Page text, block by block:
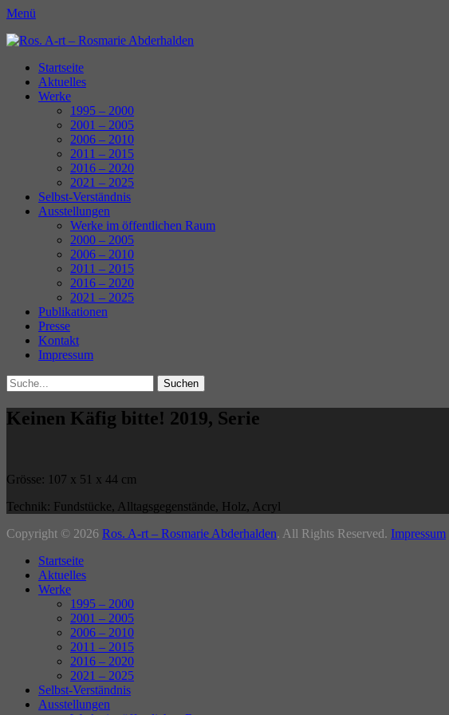
Menü
Ros. A-rt - Rosmarie Abderhalden
Erstes
Menü
Zum
Inhalt:
Startseite
Aktuelles
Werke
1995 – 2000
2001 – 2005
2006 – 2010
2011 – 2015
2016 – 2020
2021 – 2025
Selbst-Verständnis
Ausstellungen
Werke im öffentlichen Raum
2000 – 2005
2006 – 2010
2011 – 2015
2016 – 2020
2021 – 2025
Publikationen
Presse
Kontakt
Impressum
Search
Suche
für:
Keinen Käfig bitte! 2019, Serie
Grösse: 107 x 51 x 44 cm
Technik: Fundstücke, Alltagsgegenstände, Holz, Acryl
Beitragsnavigation
Copyright © 2026 Ros. A-rt – Rosmarie Abderhalden. All Rights Reserved. Impressum
oben
Startseite
Aktuelles
Werke
1995 – 2000
2001 – 2005
2006 – 2010
2011 – 2015
2016 – 2020
2021 – 2025
Selbst-Verständnis
Ausstellungen